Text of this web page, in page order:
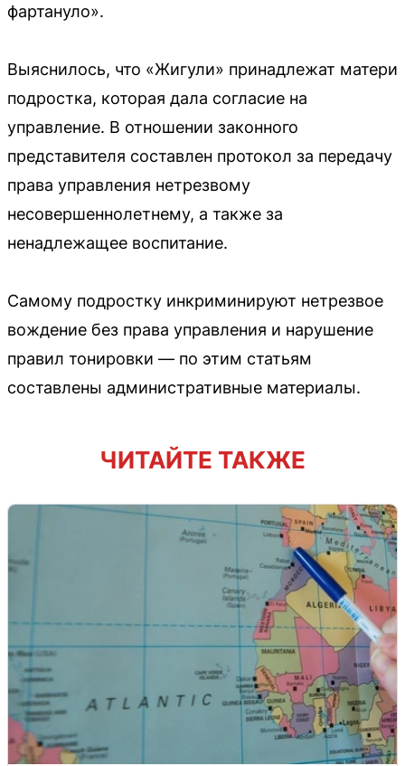
фартануло».
Выяснилось, что «Жигули» принадлежат матери
подростка, которая дала согласие на
управление. В отношении законного
представителя составлен протокол за передачу
права управления нетрезвому
несовершеннолетнему, а также за
ненадлежащее воспитание.
Самому подростку инкриминируют нетрезвое
вождение без права управления и нарушение
правил тонировки — по этим статьям
составлены административные материалы.
ЧИТАЙТЕ ТАКЖЕ